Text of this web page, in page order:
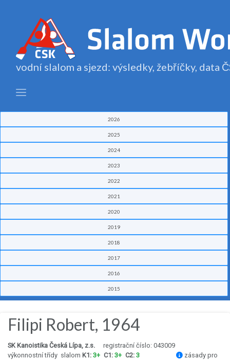
vodní slalom a sjezd: výsledky, žebříčky, data
2026
2025
2024
2023
2022
2021
2020
2019
2018
2017
2016
2015
Filipi Robert, 1964
SK Kanoistika Česká Lípa, z.s.
registrační číslo: 043009
výkonnostní třídy slalom K1: 3+ C1: 3+ C2: 3
zásady pro